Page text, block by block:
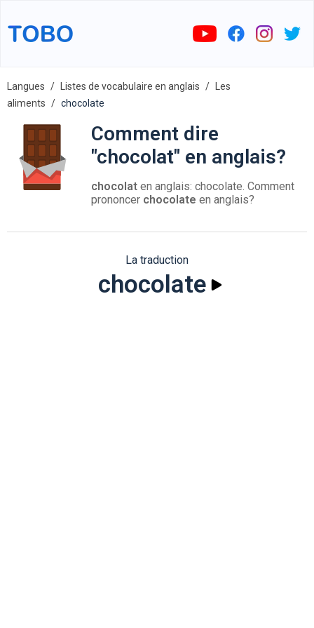
Langues Listes de vocabulaire en anglais
Les
aliments
chocolate
Comment dire
"chocolat" en anglais?
chocolat en anglais: chocolate. Comment
prononcer chocolate en anglais?
La traduction
chocolate